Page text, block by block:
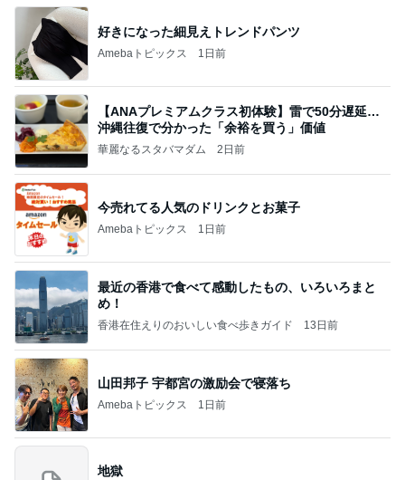
好きになった細見えトレンドパンツ
Amebaトピックス 1日前
【ANAプレミアムクラス初体験】雷で50分遅延…
沖縄往復で分かった「余裕を買う」価値
華麗なるスタバマダム 2日前
今売れてる人気のドリンクとお菓子
Amebaトピックス 1日前
最近の香港で食べて感動したもの、いろいろまと
め！
香港在住えりのおいしい食べ歩きガイド 13日前
山田邦子 宇都宮の激励会で寝落ち
Amebaトピックス 1日前
地獄